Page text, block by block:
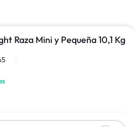
Raza Mini y Pequeña 10,1 Kg